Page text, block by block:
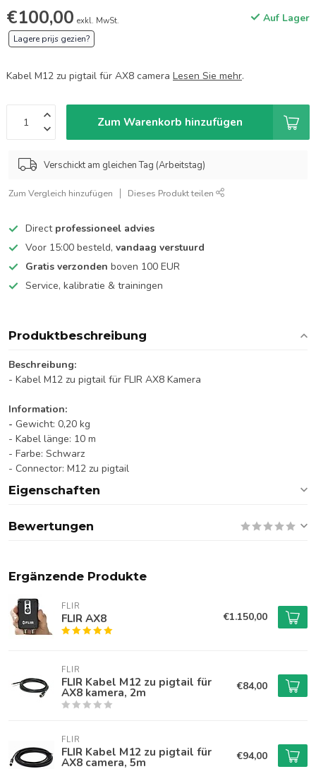
€100,00 exkl. MwSt. Auf Lager
Lagere prijs gezien?
Kabel M12 zu pigtail für AX8 camera Lesen Sie mehr.
Zum Warenkorb hinzufügen
Verschickt am gleichen Tag (Arbeitstag)
Zum Vergleich hinzufügen Dieses Produkt teilen
Direct professioneel advies
Voor 15:00 besteld, vandaag verstuurd
Gratis verzonden boven 100 EUR
Service, kalibratie & trainingen
Produktbeschreibung
Beschreibung:
- Kabel M12 zu pigtail für FLIR AX8 Kamera
Information:
- Gewicht: 0,20 kg
- Kabel länge: 10 m
- Farbe: Schwarz
- Connector: M12 zu pigtail
Eigenschaften
Bewertungen
Ergänzende Produkte
FLIR
FLIR AX8 €1.150,00
FLIR
FLIR Kabel M12 zu pigtail für
AX8 kamera, 2m €84,00
FLIR
FLIR Kabel M12 zu pigtail für
AX8 camera, 5m €94,00